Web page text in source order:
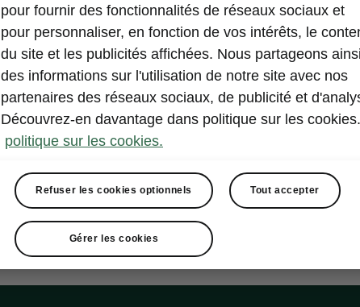
pour fournir des fonctionnalités de réseaux sociaux et
pour personnaliser, en fonction de vos intérêts, le
du site et les publicités affichées. Nous partageons ainsi
des informations sur l'utilisation de notre site avec nos
partenaires des réseaux sociaux, de publicité et
Découvrez-en davantage dans politique sur les cookies.
politique sur les cookies.
Refuser les cookies optionnels Tout accepter
Gérer les cookies